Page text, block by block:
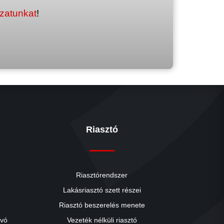
!
Riasztó
Riasztórendszer
Lakásriasztó szett részei
Riasztó beszerelés menete
Vezeték nélküli riasztó